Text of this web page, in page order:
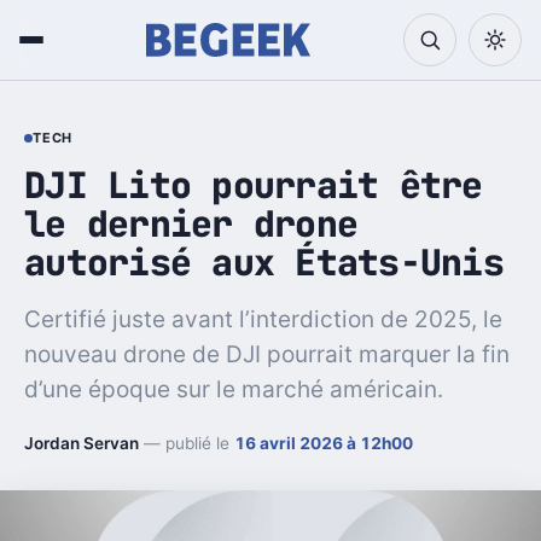
TECH
DJI Lito pourrait être
le dernier drone
autorisé aux États-Unis
Certifié juste avant l’interdiction de 2025, le
nouveau drone de DJI pourrait marquer la fin
d’une époque sur le marché américain.
Jordan Servan — publié le 16 avril 2026 à 12h00